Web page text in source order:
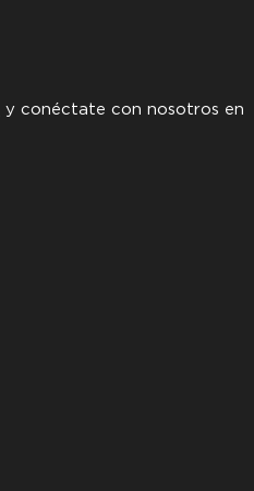
y conéctate con nosotros en